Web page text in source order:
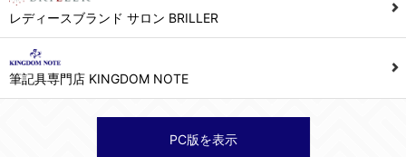
レディースブランド サロン BRILLER
筆記具専門店 KINGDOM NOTE
PC版を表示